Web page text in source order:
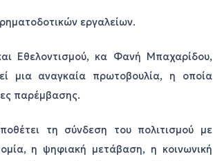
εργαλείων.
Εθελοντισμού, κα Φανή Μπαχαρίδου,
μια αναγκαία πρωτοβουλία, η οποία
παρέμβασης.
τη σύνδεση του πολιτισμού με
η ψηφιακή μετάβαση, η κοινωνική